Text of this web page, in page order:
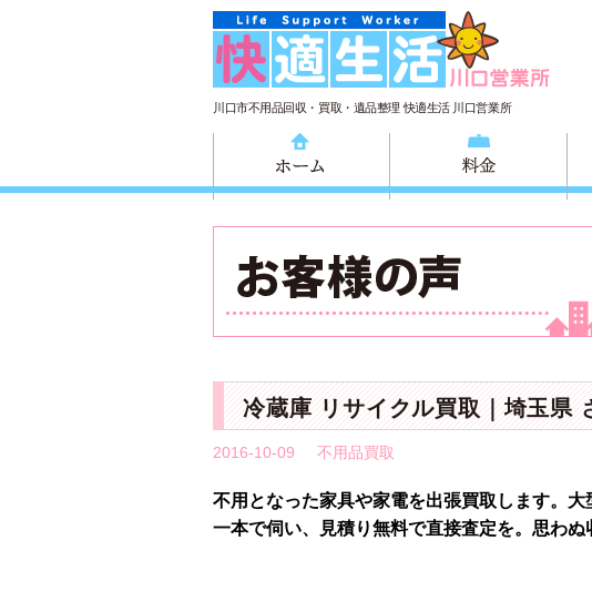
川口市不用品回収・買取・遺品整理 快適生活 川口営業所
冷蔵庫 リサイクル買取｜埼玉県
2016-10-09 不用品買取
不用となった家具や家電を出張買取します。
一本で伺い、見積り無料で直接査定を。思わぬ